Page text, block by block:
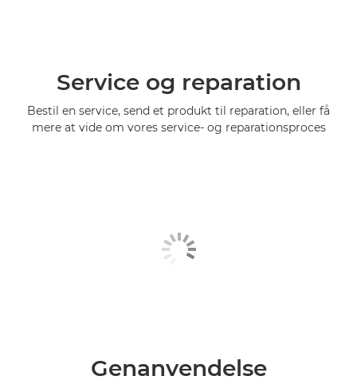
Service og reparation
Bestil en service, send et produkt til reparation, eller få
mere at vide om vores service- og reparationsproces
Genanvendelse